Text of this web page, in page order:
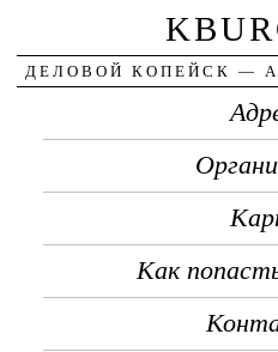
ДЕЛОВОЙ КОПЕЙСК —
Как